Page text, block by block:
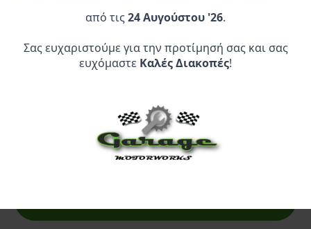
Επίσημος Αντιπρόσωπος:
Service Point:
από τις24 Αυγούστου '26.
Σας ευχαριστούμε για την προτίμησή σας και σας
ευχόμαστε Καλές Διακοπές!